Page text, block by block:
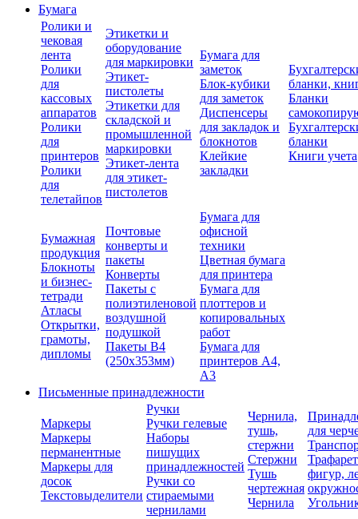
Бумага
Ролики и
чековая
лента
Ролики
для
кассовых
аппаратов
Ролики
для
принтеров
Ролики
для
телетайпов
Этикетки и
оборудование
для маркировки
Этикет-
пистолеты
Этикетки для
складской и
промышленной
маркировки
Этикет-лента
для этикет-
пистолетов
Бумага для
заметок
Блок-кубики
для заметок
Диспенсеры
для закладок и
блокнотов
Клейкие
закладки
бланки,
Бланки
бланки
Книги учета
Бумажная
продукция
Блокноты
и бизнес-
тетради
Атласы
Открытки,
грамоты,
дипломы
Почтовые
конверты и
пакеты
Конверты
Пакеты с
полиэтиленовой
воздушной
подушкой
Пакеты В4
(250х353мм)
Бумага для
офисной
техники
Цветная бумага
для принтера
Бумага для
плоттеров и
копировальных
работ
Бумага для
принтеров А4,
А3
Письменные принадлежности
Маркеры
Маркеры
перманентные
Маркеры для
досок
Текстовыделители
Ручки
Ручки гелевые
Наборы
пишущих
принадлежностей
Ручки со
стираемыми
чернилами
Чернила,
тушь,
стержни
Стержни
Тушь
чертежная
Чернила
для
фигур,